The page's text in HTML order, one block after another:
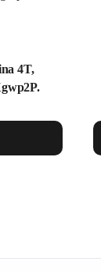
4T,